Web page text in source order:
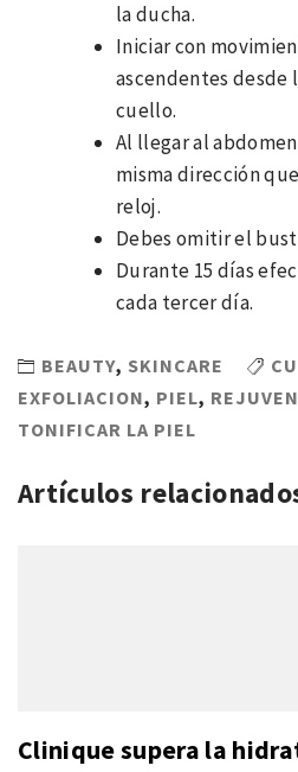
la ducha.
Iniciar con
ascendentes desde
cuello.
Al llegar al
misma dirección
reloj.
Debes omitir el
Durante 15 días
cada tercer día.
BEAUTY, SKINCARE
EXFOLIACION, PIEL,
TONIFICAR LA PIEL
Artículos
Clinique supera la